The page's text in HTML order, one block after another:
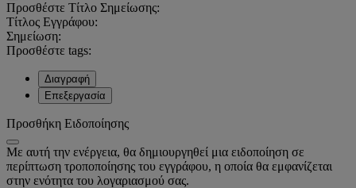
Προσθέστε Τίτλο Σημείωσης:
Τίτλος Εγγράφου:
Σημείωση:
Προσθέστε tags:
Διαγραφή
Επεξεργασία
Προσθήκη Ειδοποίησης
Με αυτή την ενέργεια, θα δημιουργηθεί μια ειδοποίηση σε
περίπτωση τροποποίησης του εγγράφου, η οποία θα εμφανίζεται
στην ενότητα του λογαριασμού σας.